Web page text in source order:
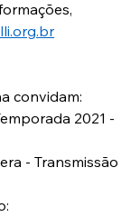
convidam:
2021 -
- Transmissão